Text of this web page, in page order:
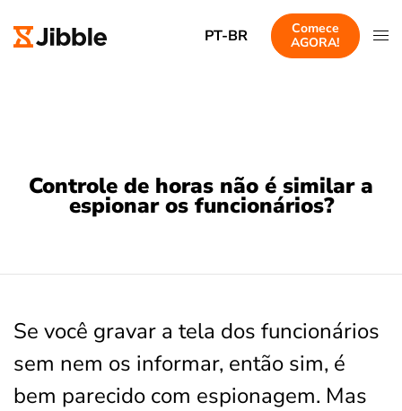
PT-BR
Comece
AGORA!
Controle de horas não é similar a
espionar os funcionários?
Se você gravar a tela dos funcionários
sem nem os informar, então sim, é
bem parecido com espionagem. Mas